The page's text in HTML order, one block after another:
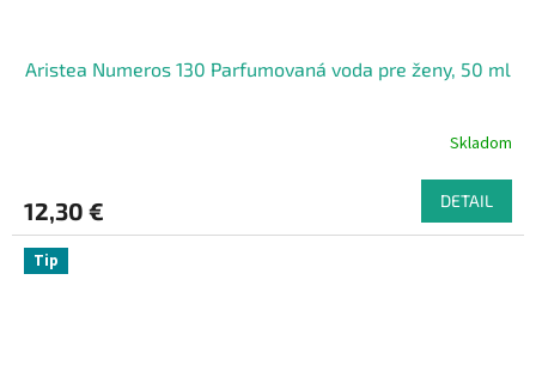
Aristea Numeros 130 Parfumovaná voda pre ženy, 50 ml
Skladom
12,30 € DETAIL
Tip